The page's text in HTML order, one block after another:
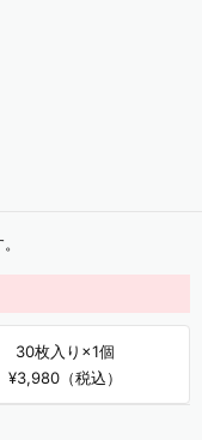
30枚入り×1個
¥3,980（税込）